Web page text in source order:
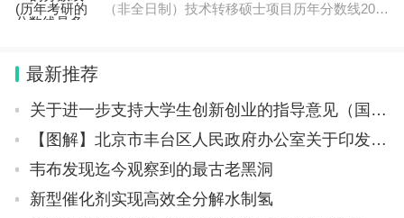
（非全日制）技术转移硕士项目历年分数线202
前十名刷了
最新推荐
关于进一步支持大学生创新创业的指导意见（国办发〔2021〕35号）
【图解】北京市丰台区人民政府办公室关于印发《丰台区积极应对疫情影响助企纾困的若干措施》的通知
韦布发现迄今观察到的最古老黑洞
新型催化剂实现高效全分解水制氢